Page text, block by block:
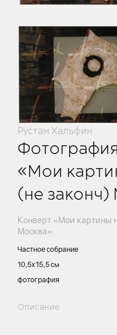
Рустам Хальфин
«Мои
(не
Конверт «Мои картины
Москва»
Частное собрание
10,5х15,5 см
фотография
Описание